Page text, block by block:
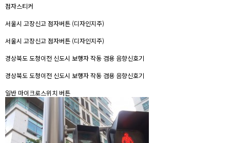
점자스티커
서울시 고장신고 점자버튼 (디자인지주)
서울시 고장신고 점자버튼 (디자인지주)
경상북도 도청이전 신도시 보행자 작동 겸용 음향신호기
경상북도 도청이전 신도시 보행자 작동 겸용 음향신호기
일반 마이크로스위치 버튼